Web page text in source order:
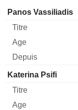
Dirigeant Titre Age
Panos Vassiliadis
Katerina Psifi